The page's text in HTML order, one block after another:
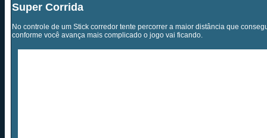
Super Corrida
No controle de um Stick corredor tente percorrer a maior distância que
conforme você avança mais complicado o jogo vai ficando.